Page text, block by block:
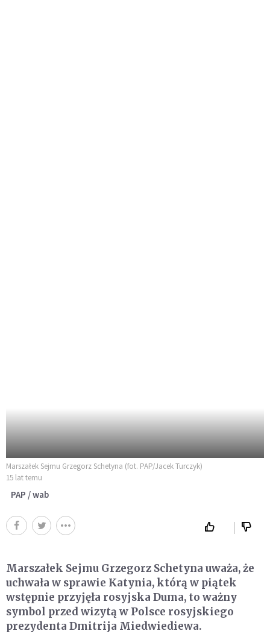
Marszałek Sejmu Grzegorz Schetyna (fot. PAP/Jacek Turczyk)
15 lat temu
PAP / wab
Marszałek Sejmu Grzegorz Schetyna uważa, że
uchwała w sprawie Katynia, którą w piątek
wstępnie przyjęła rosyjska Duma, to ważny
symbol przed wizytą w Polsce rosyjskiego
prezydenta Dmitrija Miedwiediewa.